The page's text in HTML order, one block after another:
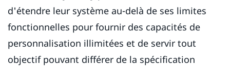
d'étendre leur système au-delà de ses limites
fonctionnelles pour fournir des capacités de
personnalisation illimitées et de servir tout
objectif pouvant différer de la spécification